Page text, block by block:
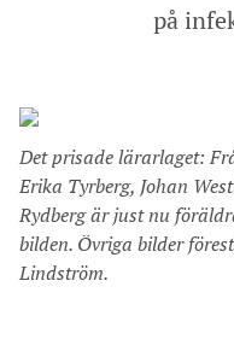
på
Det prisade lärarlaget:
Erika Tyrberg, Johan
Rydberg är just nu
bilden. Övriga bilder
Lindström.